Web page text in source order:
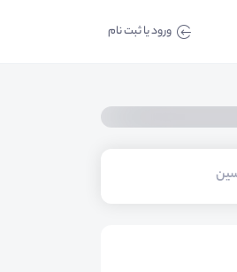
ورود یا ثبت نام